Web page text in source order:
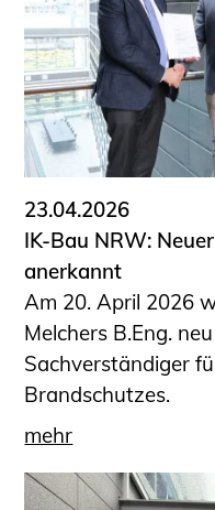
23.04.2026
IK-Bau NRW:
anerkannt
Am 20. April 2026
Melchers B.Eng.
Sachverständiger
Brandschutzes.
mehr